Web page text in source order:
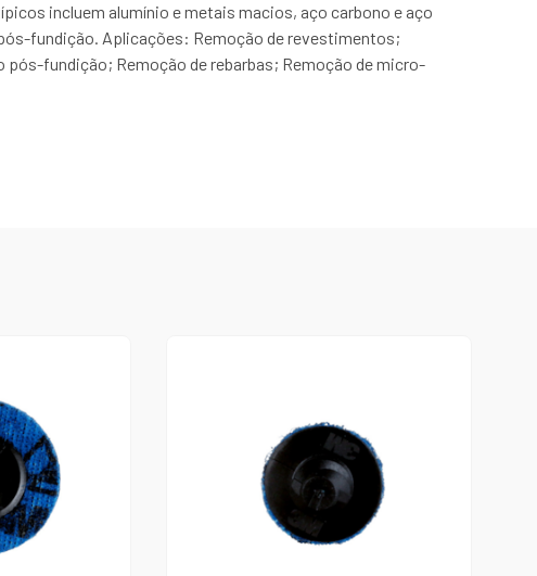
incluem alumínio e metais macios, aço carbono e aço
fundição. Aplicações: Remoção de revestimentos;
fundição; Remoção de rebarbas; Remoção de micro-